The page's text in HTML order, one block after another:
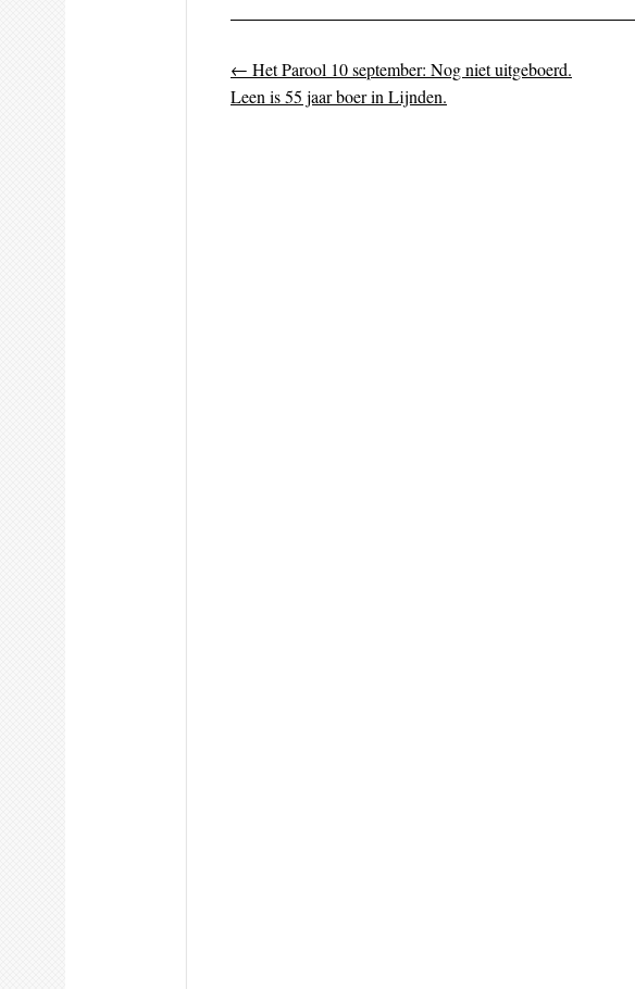
Post navigation
← Het Parool 10 september: Nog niet uitgeboerd.
Leen is 55 jaar boer in Lijnden.